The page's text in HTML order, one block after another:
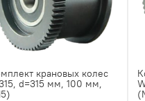
крановых колес
d=315 мм, 100 мм,